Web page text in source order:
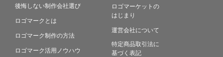
後悔しない制作会社選び
ロゴマークとは
ロゴマーク制作の方法
ロゴマーク活用ノウハウ
ロゴマーケットの
はじまり
運営会社について
特定商品取引法に
基づく表記